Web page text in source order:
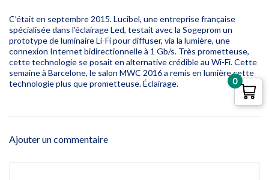
C’était en septembre 2015. Lucibel, une entreprise française
spécialisée dans l’éclairage Led, testait avec la Sogeprom un
prototype de luminaire Li-Fi pour diffuser, via la lumière, une
connexion Internet bidirectionnelle à 1 Gb/s. Très prometteuse,
cette technologie se posait en alternative crédible au Wi-Fi. Cette
semaine à Barcelone, le salon MWC 2016 a remis en lumière cette
technologie plus que prometteuse. Éclairage.
Ajouter un commentaire
0